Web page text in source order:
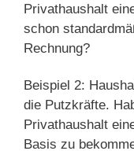
Privathaushalt
schon
Rechnung?
Beispiel 2:
die Putzkräfte.
Privathaushalt
Basis zu